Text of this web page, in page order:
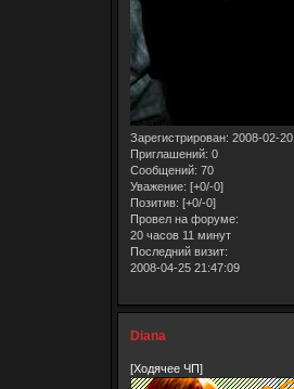
Зарегистрирован: 2008-02-20
Приглашений: 0
Сообщений: 70
Уважение: [+0/-0]
Позитив: [+0/-0]
Провел на форуме:
20 часов 11 минут
Последний визит:
2008-04-25 21:47:09
Diana
[Ходячее ЧП]